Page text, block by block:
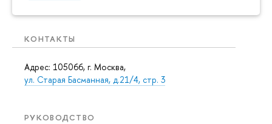
КОНТАКТЫ
Адрес: 105066, г. Москва,
ул. Старая Басманная, д.21/4, стр. 3
РУКОВОДСТВО